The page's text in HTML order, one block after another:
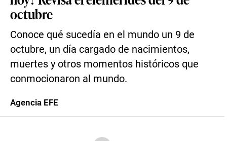
octubre
Conoce qué sucedía en el mundo un 9 de
octubre, un día cargado de nacimientos,
muertes y otros momentos históricos que
conmocionaron al mundo.
Agencia EFE